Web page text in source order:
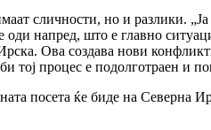
сличности, но и разлики.
оди напред, што е главно
Ова создава нови
процес е подолготраен и
посета ќе биде на Северна